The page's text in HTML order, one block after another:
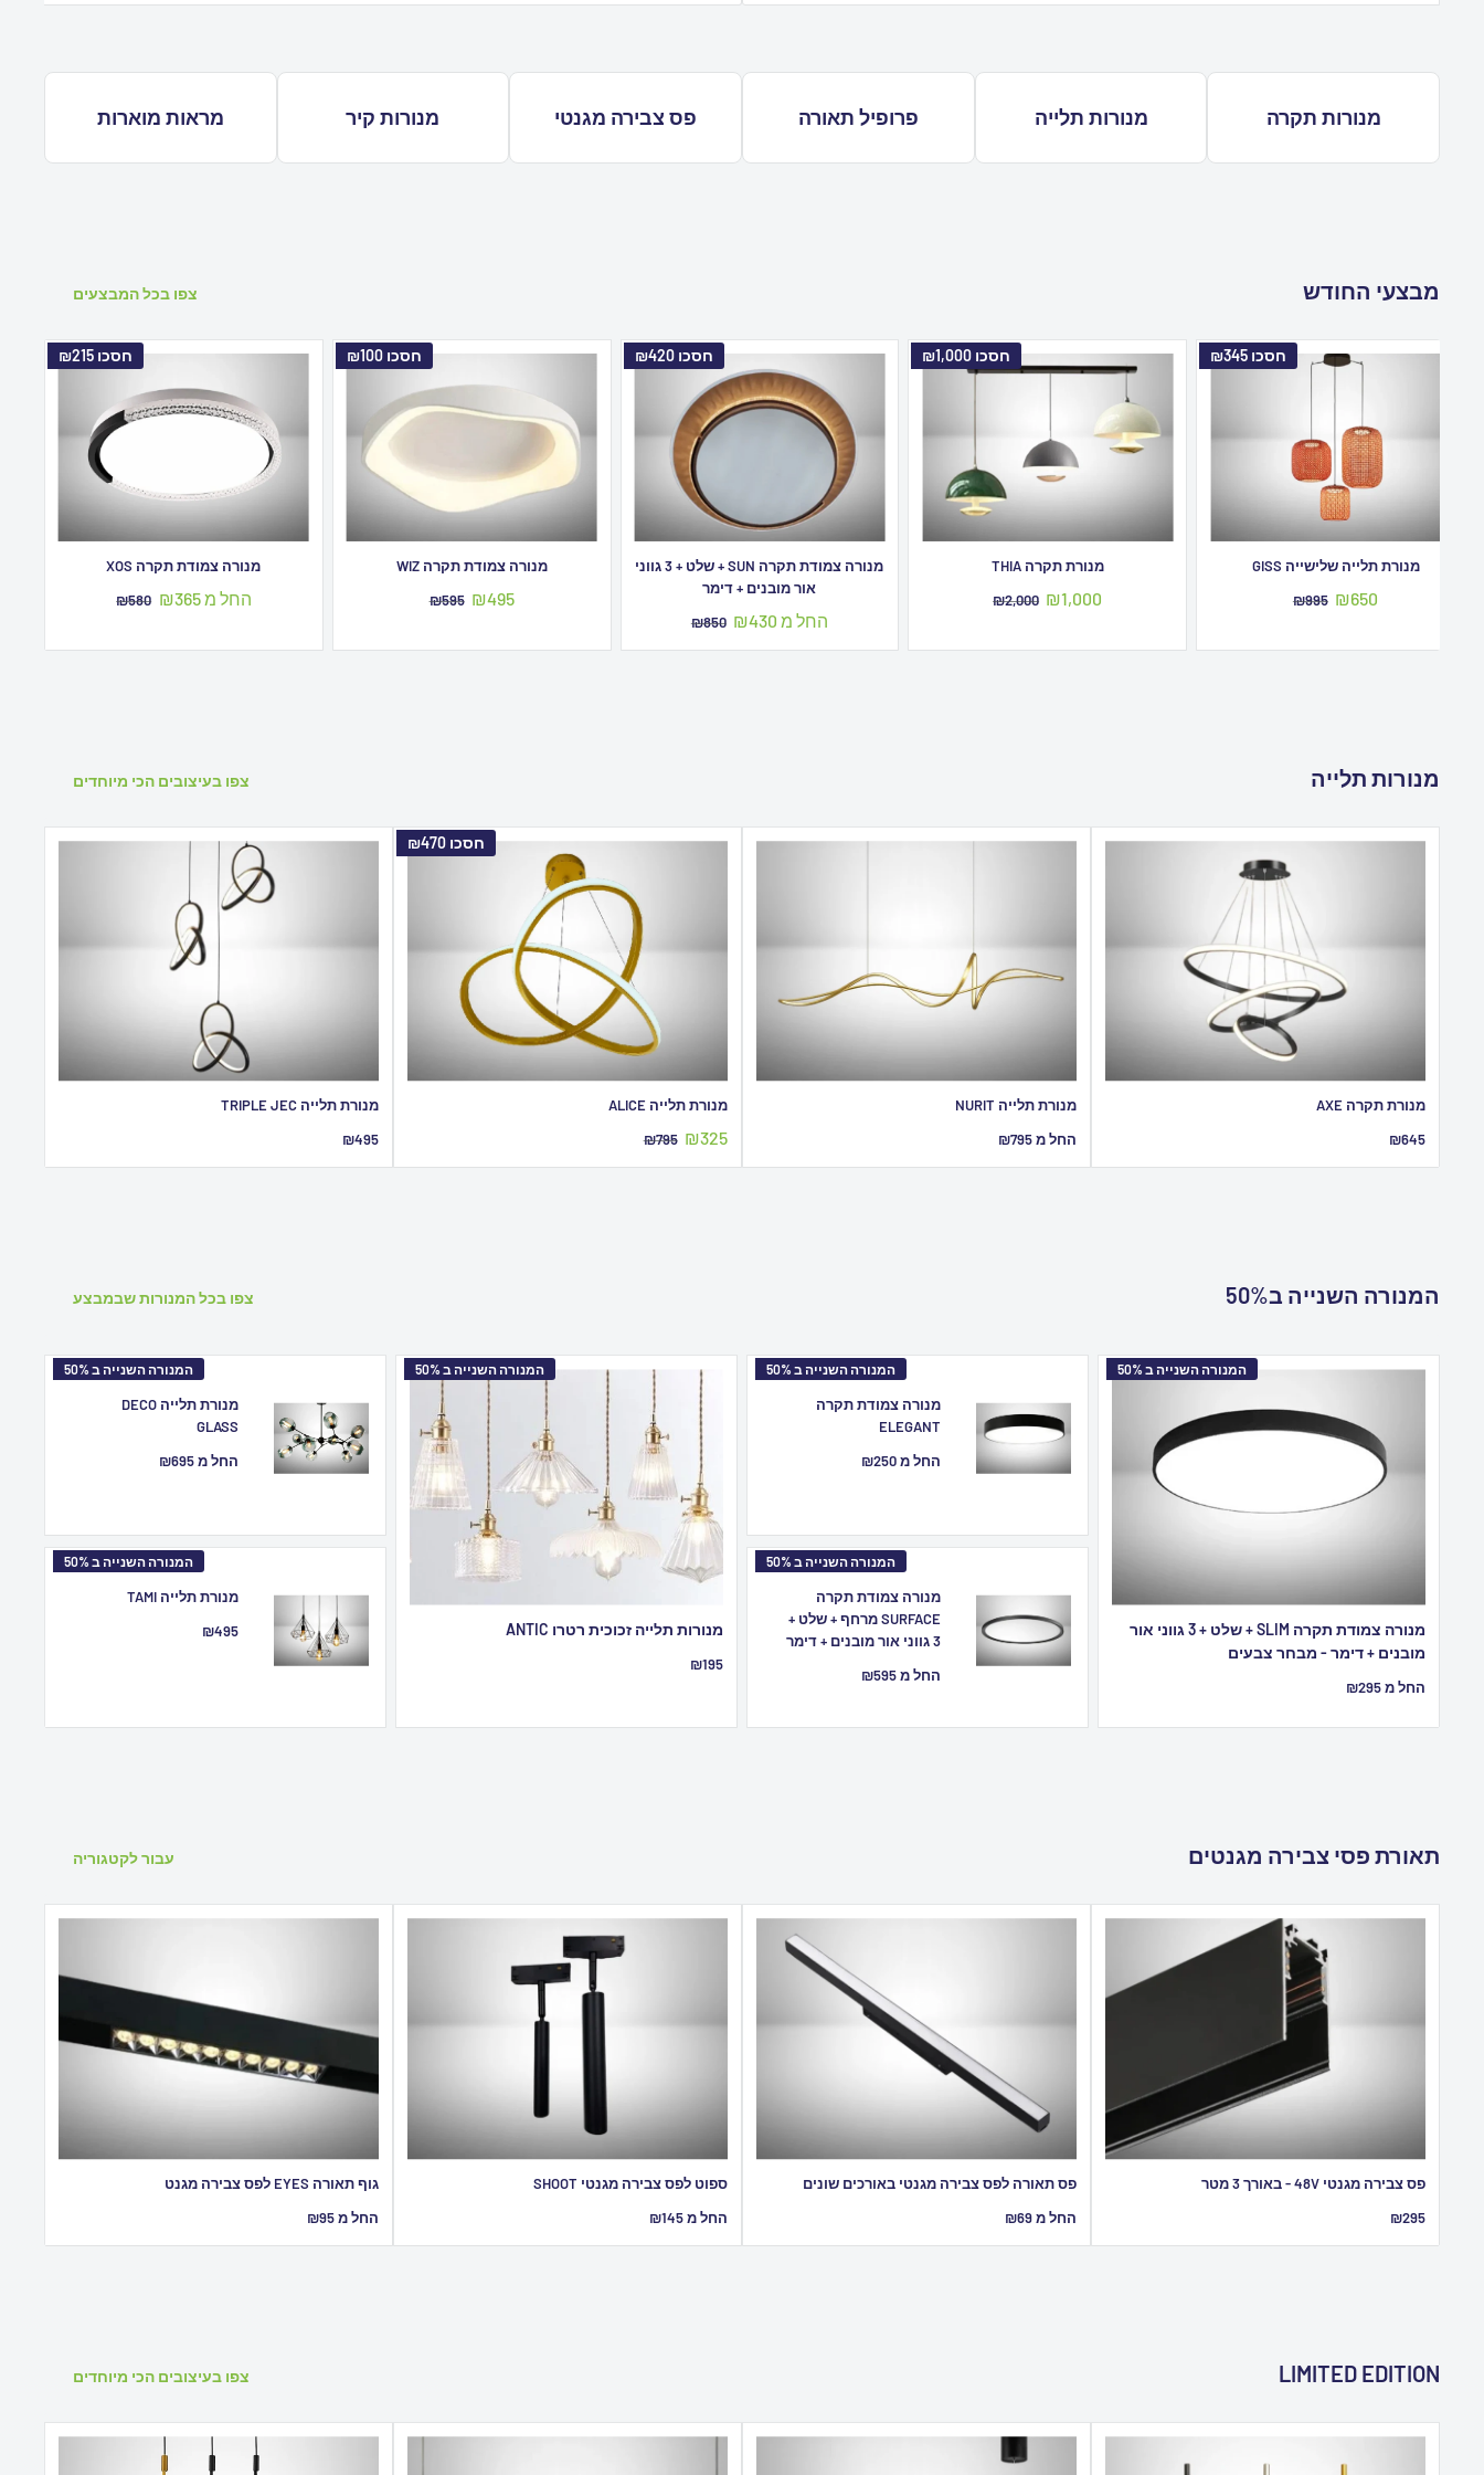
מנורות תקרה מנורות תלייה פרופיל תאורה פס צבירה מגנטי מנורות קיר מראות מוארות
מבצעי החודש
חסכו ₪215
מנורה צמודת תקרה XOS
מחיר
החל מ ₪365
מחיר
₪580
חסכו₪100
מנורה צמודת תקרה WIZ
מחיר
₪495 מחיר
₪595
חסכו₪420
מנורה צמודת תקרה SUN + שלט + 3 גווני
אור מובנים + דימר
מחיר
החל מ ₪430
מחיר
₪850
חסכו ₪1,000
מנורת תקרה THIA
מחיר
₪1,000 מחיר
₪2,000
חסכו ₪345
מנורת תלייה שלישייה GISS
מחיר
₪650 מחיר
₪995
מנורות תלייה
מנורת תקרה AXE
מחיר
₪645
מנורת תלייה NURIT
מחיר
החל מ ₪795
חסכו ₪470
מנורת תלייה ALICE
מחיר
₪325 מחיר
₪795
מנורת תלייה TRIPLE JEC
מחיר
₪495
המנורה השנייה ב50%
המנורה השנייה ב 50%
מנורה צמודת תקרה SLIM + שלט + 3 גווני אור
מובנים + דימר - מבחר צבעים
מחיר
החל מ ₪295
המנורה השנייה ב 50%
מנורה צמודת תקרה
ELEGANT
מחיר
החל מ ₪250
המנורה השנייה ב 50%
מנורה צמודת תקרה
SURFACE מרחף + שלט +
3 גווני אור מובנים + דימר
מחיר
החל מ ₪595
המנורה השנייה ב 50%
מנורות תלייה זכוכית רטרו ANTIC
מחיר
₪195
המנורה השנייה ב 50%
מנורת תלייה DECO
GLASS
מחיר
החל מ ₪695
המנורה השנייה ב 50%
מנורת תלייה TAMI
מחיר
₪495
תאורת פסי צבירה מגנטים
פס צבירה מגנטי 48V - באורך 3 מטר
מחיר
₪295
פס תאורה לפס צבירה מגנטי באורכים שונים
מחיר
החל מ ₪69
ספוט לפס צבירה מגנטי SHOOT
מחיר
החל מ ₪145
גוף תאורה EYES לפס צבירה מגנט
מחיר
החל מ ₪95
LIMITED EDITION